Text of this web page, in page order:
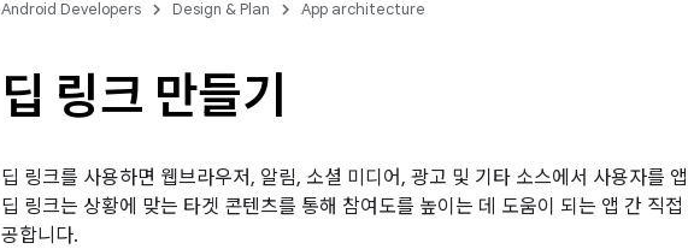
Android Developers Design & Plan App architecture
딥 링크 만들기
딥 링크를 사용하면 웹브라우저, 알림, 소셜 미디어, 광고 및 기타 소스에서 사용자를
딥 링크는 상황에 맞는 타겟 콘텐츠를 통해 참여도를 높이는 데 도움이 되는 앱 간 직
공합니다.